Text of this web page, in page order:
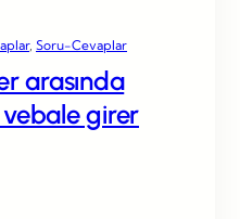
, Soru-Cevaplar
arasında
girer